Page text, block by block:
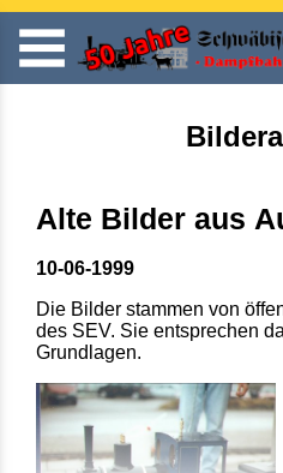
Alte Bilder aus
10-06-1999
Die Bilder stammen von
des SEV. Sie entsprechen
Grundlagen.